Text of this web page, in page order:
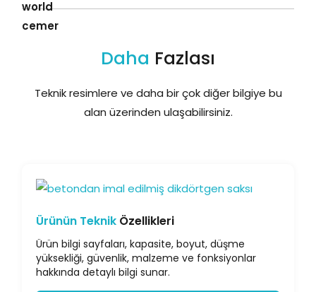
Daha Fazlası
Teknik resimlere ve daha bir çok diğer bilgiye bu
alan üzerinden ulaşabilirsiniz.
Ürünün Teknik Özellikleri
Ürün bilgi sayfaları, kapasite, boyut, düşme
yüksekliği, güvenlik, malzeme ve fonksiyonlar
hakkında detaylı bilgi sunar.